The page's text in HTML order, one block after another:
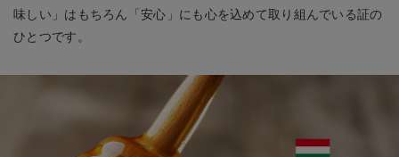
味しい」はもちろん「安心」にも心を込めて取り組んでいる証の
ひとつです。